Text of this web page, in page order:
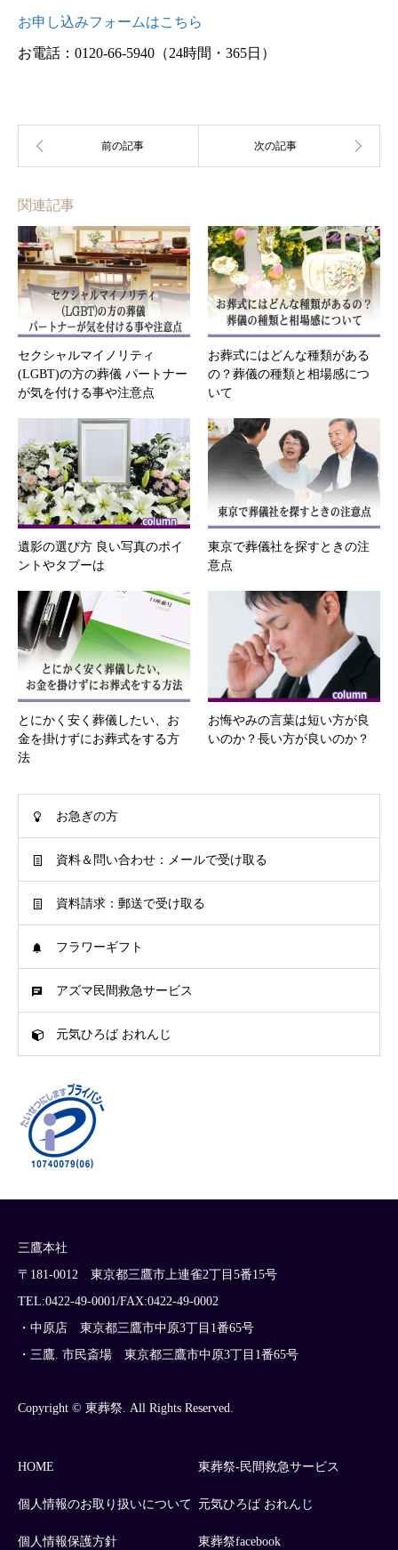
お申し込みフォームはこちら
お電話：0120-66-5940 （24時間・365日）
関連記事
セクシャルマイノリティ
(LGBT)の方の葬儀 パートナー
が気を付ける事や注意点
お葬式にはどんな種類がある
の？葬儀の種類と相場感につ
いて
遺影の選び方 良い写真のポイ
ントやタブーは
東京で葬儀社を探すときの注
意点
とにかく安く葬儀したい、お
金を掛けずにお葬式をする方
法
お悔やみの言葉は短い方が良
いのか？長い方が良いのか？
お急ぎの方
資料＆問い合わせ：メールで受け取る
資料請求：郵送で受け取る
フラワーギフト
アズマ民間救急サービス
元気ひろば おれんじ
三鷹本社
〒181-0012 東京都三鷹市上連雀2丁目5番15号
TEL:0422-49-0001/FAX:0422-49-0002
・中原店 東京都三鷹市中原3丁目1番65号
・三鷹. 市民斎場 東京都三鷹市中原3丁目1番65号
Copyright © 東葬祭. All Rights Reserved.
HOME
個人情報のお取り扱いについて
個人情報保護方針
東葬祭-民間救急サービス
元気ひろば おれんじ
東葬祭facebook